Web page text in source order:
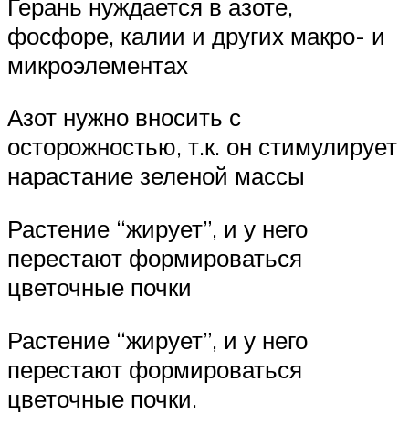
Герань нуждается в азоте,
фосфоре, калии и других макро- и
микроэлементах
Азот нужно вносить с
осторожностью, т.к. он стимулирует
нарастание зеленой массы
Растение “жирует”, и у него
перестают формироваться
цветочные почки
Растение “жирует”, и у него
перестают формироваться
цветочные почки.